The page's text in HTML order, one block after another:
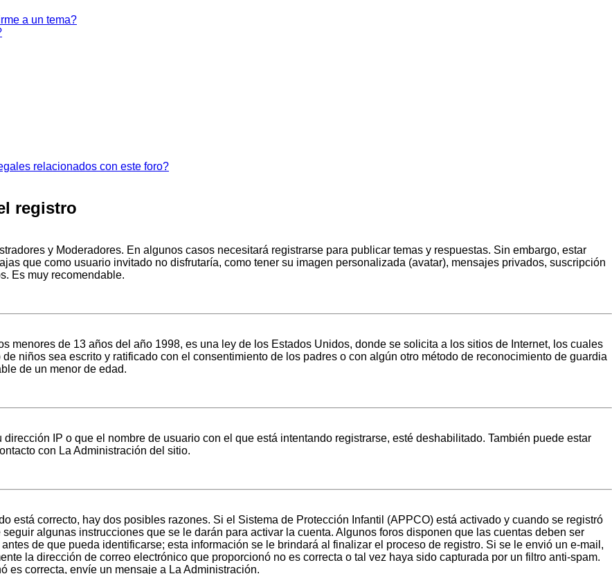
a un tema?
relacionados con este foro?
registro
y Moderadores. En algunos casos necesitará registrarse para publicar temas y respuestas. Sin embargo, estar
que como usuario invitado no disfrutaría, como tener su imagen personalizada (avatar), mensajes privados, suscripción
Es muy recomendable.
menores de 13 años del año 1998, es una ley de los Estados Unidos, donde se solicita a los sitios de Internet, los cuales
niños sea escrito y ratificado con el consentimiento de los padres o con algún otro método de reconocimiento de guardia
de un menor de edad.
IP o que el nombre de usuario con el que está intentando registrarse, esté deshabilitado. También puede estar
con La Administración del sitio.
está correcto, hay dos posibles razones. Si el Sistema de Protección Infantil (APPCO) está activado y cuando se registró
algunas instrucciones que se le darán para activar la cuenta. Algunos foros disponen que las cuentas deben ser
de que pueda identificarse; esta información se le brindará al finalizar el proceso de registro. Si se le envió un e-mail,
la dirección de correo electrónico que proporcionó no es correcta o tal vez haya sido capturada por un filtro anti-spam.
es correcta, envíe un mensaje a La Administración.